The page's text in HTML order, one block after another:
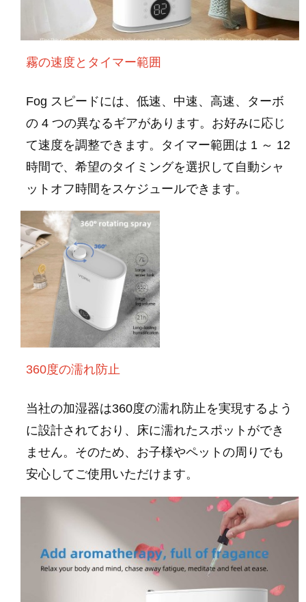
霧の速度とタイマー範囲
Fog スピードには、低速、中速、高速、ターボ
の 4 つの異なるギアがあります。お好みに応じ
て速度を調整できます。タイマー範囲は 1 ～ 12
時間で、希望のタイミングを選択して自動シャ
ットオフ時間をスケジュールできます。
360度の濡れ防止
当社の加湿器は360度の濡れ防止を実現するよう
に設計されており、床に濡れたスポットができ
ません。そのため、お子様やペットの周りでも
安心してご使用いただけます。